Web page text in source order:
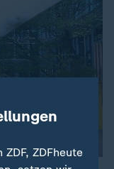
ZDFheute